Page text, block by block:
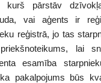
kurš pārstāv
vai aģents ir
reģistrā, jo tas
lai
esamība
pakalpojums būs